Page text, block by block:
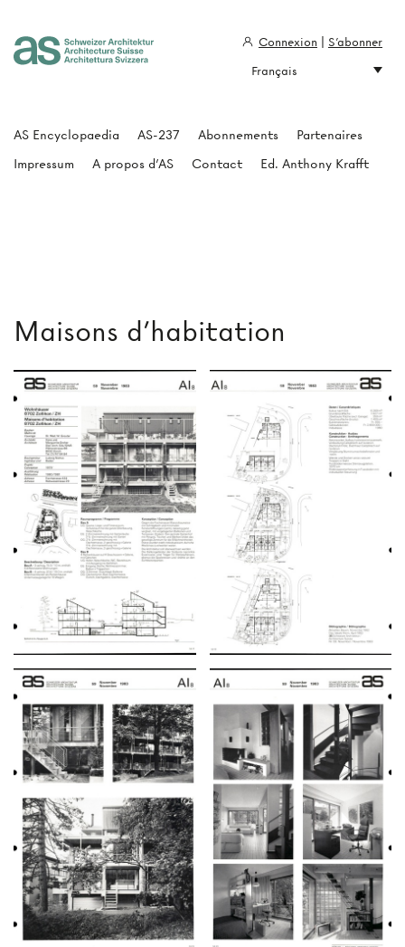
Maisons d'habitation
AS Encyclopaedia AS-237 Abonnements
Partenaires
Impressum
A propos d'AS Contact Ed. Anthony Krafft
Connexion
S'abonner
Français